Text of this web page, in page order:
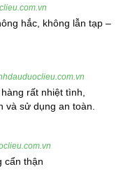
tháng
xuất
chứng nhận COA,
Dầu Nữ Lang
công dụng, từ hỗ
đến cải thiện sức
số tác dụng chính
hắc, không lẫn tạp –
rất nhiệt tình,
và sử dụng an toàn.
cẩn thận